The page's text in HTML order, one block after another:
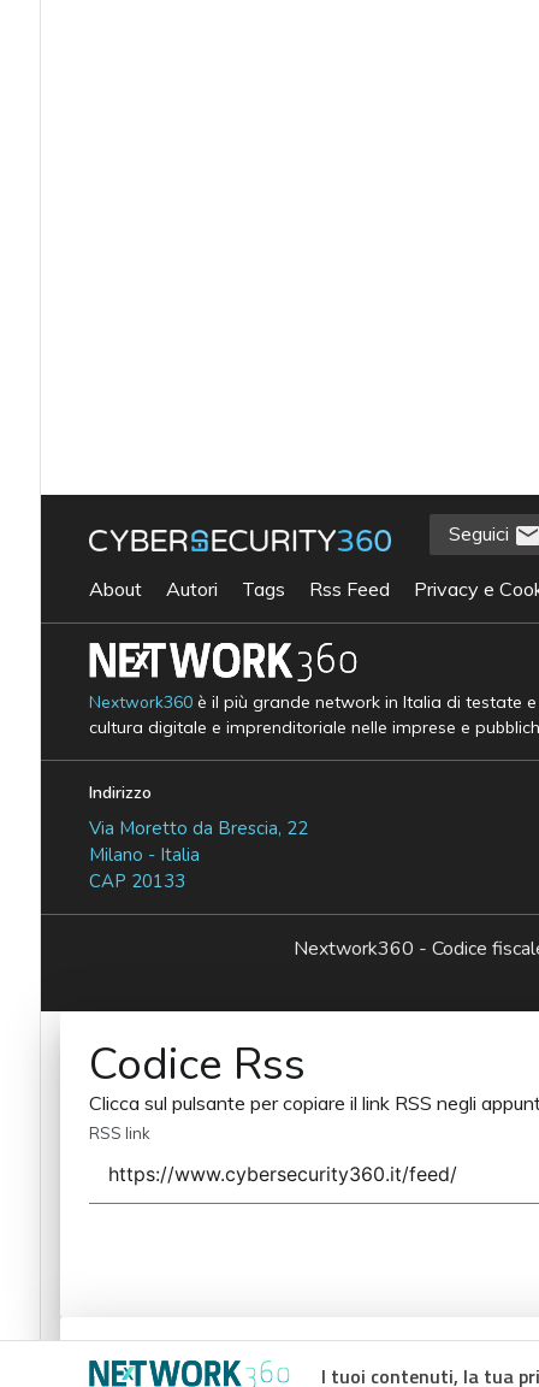
I tuoi contenuti, la tua
Seguici
About Autori Tags Rss Feed Privacy e
Nextwork360è il più grande network in Italia di testate
cultura digitale e imprenditoriale nelle imprese e
Indirizzo
Via Moretto da Brescia, 22
Milano - Italia
CAP 20133
Nextwork360 - Codice
Codice Rss
Clicca sul pulsante per copiare il link RSS negli
RSS link
Codice Rss